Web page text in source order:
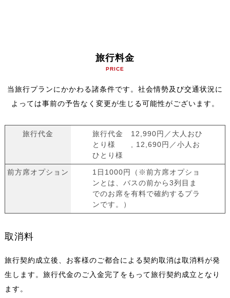
旅行料金
PRICE
当旅行プランにかかわる諸条件です。社会情勢及び交通状況に
よっては事前の予告なく変更が生じる可能性がございます。
旅行代金
旅行代金 12,990円／大人おひ
とり様 , 12,690円／小人お
ひとり様
前方席オプション
1日1000円（※前方席オプショ
ンとは、バスの前から3列目ま
でのお席を有料で確約するプラ
ンです。）
取消料
旅行契約成立後、お客様のご都合による契約取消は取消料が発
生します。旅行代金のご入金完了をもって旅行契約成立となり
ます。